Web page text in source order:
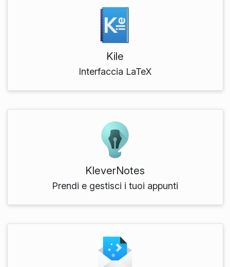
Kile
Interfaccia LaTeX
KleverNotes
Prendi e gestisci i tuoi appunti